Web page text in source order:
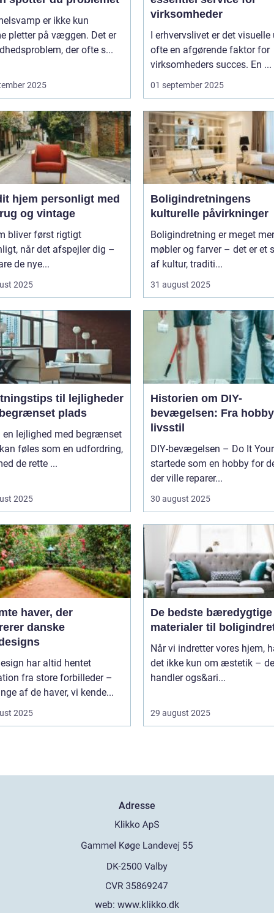
er ikke kun
pletter på væggen. Det er
der ofte s...
2025
virksomheder
I erhvervslivet er det
ofte en afgørende faktor for
virksomheders succes. En ...
01 september 2025
hjem personligt med
og vintage
bliver først rigtigt
når det afspejler dig –
de nye...
2025
Boligindretningens
kulturelle påvirkninger
Boligindretning er meget
møbler og farver – det er et
af kultur, traditi...
31 august 2025
til lejligheder
plads
en lejlighed med begrænset
føles som en udfordring,
de rette ...
2025
Historien om DIY-
bevægelsen: Fra
livsstil
DIY-bevægelsen – Do It
startede som en hobby for
der ville reparer...
30 august 2025
haver, der
danske
har altid hentet
fra store forbilleder –
af de haver, vi kende...
2025
De bedste bæredygtige
materialer til
Når vi indretter vores hjem,
det ikke kun om æstetik –
handler ogs&ari...
29 august 2025
Adresse
web: www.klikko.dk